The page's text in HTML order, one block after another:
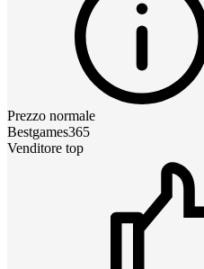
Prezzo normale
Bestgames365
Venditore top